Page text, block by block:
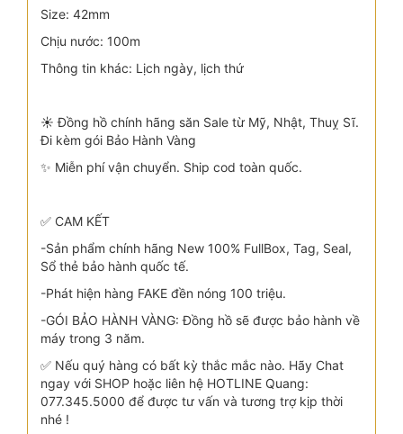
Size: 42mm
Chịu nước: 100m
Thông tin khác: Lịch ngày, lịch thứ
☀️ Đồng hồ chính hãng săn Sale từ Mỹ, Nhật, Thuỵ Sĩ.
Đi kèm gói Bảo Hành Vàng
✨ Miễn phí vận chuyển. Ship cod toàn quốc.
✅ CAM KẾT
-Sản phẩm chính hãng New 100% FullBox, Tag, Seal,
Sổ thẻ bảo hành quốc tế.
-Phát hiện hàng FAKE đền nóng 100 triệu.
-GÓI BẢO HÀNH VÀNG: Đồng hồ sẽ được bảo hành về
máy trong 3 năm.
✅ Nếu quý hàng có bất kỳ thắc mắc nào. Hãy Chat
ngay với SHOP hoặc liên hệ HOTLINE Quang:
077.345.5000 để được tư vấn và tương trợ kịp thời
nhé !